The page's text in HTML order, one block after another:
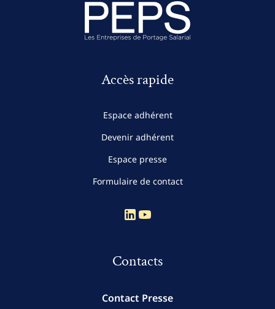
Accès rapide
Espace adhérent
Devenir adhérent
Espace presse
Formulaire de contact
Contacts
Contact Presse